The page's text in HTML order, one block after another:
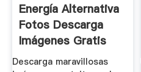
Energía Alternativa
Fotos Descarga
Imágenes Gratis
Pixabay
Descarga maravillosas